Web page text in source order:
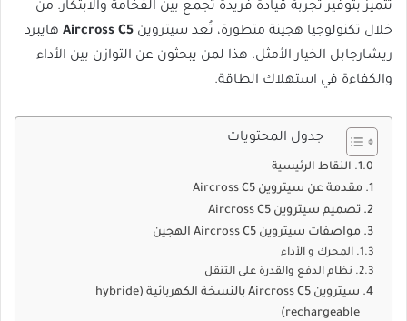
تتميز بتوفير تجربة قيادة فريدة تجمع بين الفخامة والابتكار. من
خلال تكنولوجيا هجينة متطورة، تُعد سيتروين Aircross C5 هايبرد
ريشارجابل الخيار الأمثل. هذا لمن يبحثون عن التوازن بين الأداء
والكفاءة في استهلاك الطاقة.
جدول المحتويات
النقاط الرئيسية
مقدمة عن سيتروين Aircross C5
تصميم سيتروين Aircross C5
مواصفات سيتروين Aircross C5 الهجين
المحرك و الأداء
نظام الدفع والقدرة على التنقل
سيتروين Aircross C5 بالنسخة الكهربائية (hybride
rechargeable)